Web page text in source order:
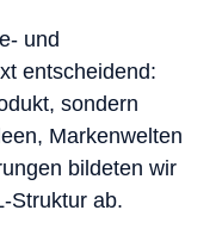
und
entscheidend:
sondern
Markenwelten
bildeten wir
Struktur ab.